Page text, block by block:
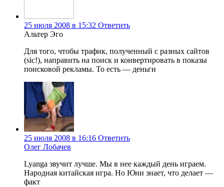
25 июля 2008 в 15:32 Ответить
Альтер Эго
Для того, чтобы трафик, полученный с разных сайтов
(sic!), направить на поиск и конвертировать в показы
поисковой рекламы. То есть — деньги
25 июля 2008 в 16:16 Ответить
Олег Лобачев
Lyanga звучит лучше. Мы в нее каждый день играем.
Народная китайская игра. Но Юни знает, что делает —
факт